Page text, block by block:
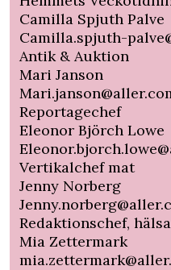
Camilla Spjuth Palve
Camilla.spjuth-
Antik & Auktion
Mari Janson
Reportagechef
Eleonor Björch Lowe
Vertikalchef mat
Jenny Norberg
Redaktionschef,
Mia Zettermark